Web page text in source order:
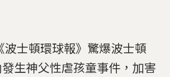
波士頓環球報》驚爆波士頓
生神父性虐孩童事件，加害